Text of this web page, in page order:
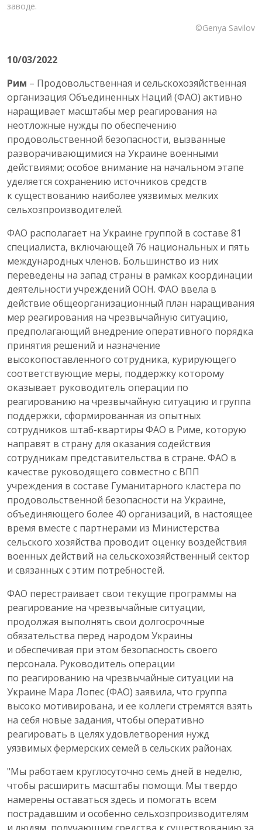
заводе.
©Genya Savilov
10/03/2022
Рим – Продовольственная и сельскохозяйственная
организация Объединенных Наций (ФАО) активно
наращивает масштабы мер реагирования на
неотложные нужды по обеспечению
продовольственной безопасности, вызванные
разворачивающимися на Украине военными
действиями; особое внимание на начальном этапе
уделяется сохранению источников средств
к существованию наиболее уязвимых мелких
сельхозпроизводителей.
ФАО располагает на Украине группой в составе 81
специалиста, включающей 76 национальных и пять
международных членов. Большинство из них
переведены на запад страны в рамках координации
деятельности учреждений ООН. ФАО ввела в
действие общеорганизационный план наращивания
мер реагирования на чрезвычайную ситуацию,
предполагающий внедрение оперативного порядка
принятия решений и назначение
высокопоставленного сотрудника, курирующего
соответствующие меры, поддержку которому
оказывает руководитель операции по
реагированию на чрезвычайную ситуацию и группа
поддержки, сформированная из опытных
сотрудников штаб-квартиры ФАО в Риме, которую
направят в страну для оказания содействия
сотрудникам представительства в стране. ФАО в
качестве руководящего совместно с ВПП
учреждения в составе Гуманитарного кластера по
продовольственной безопасности на Украине,
объединяющего более 40 организаций, в настоящее
время вместе с партнерами из Министерства
сельского хозяйства проводит оценку воздействия
военных действий на сельскохозяйственный сектор
и связанных с этим потребностей.
ФАО перестраивает свои текущие программы на
реагирование на чрезвычайные ситуации,
продолжая выполнять свои долгосрочные
обязательства перед народом Украины
и обеспечивая при этом безопасность своего
персонала. Руководитель операции
по реагированию на чрезвычайные ситуации на
Украине Мара Лопес (ФАО) заявила, что группа
высоко мотивирована, и ее коллеги стремятся взять
на себя новые задания, чтобы оперативно
реагировать в целях удовлетворения нужд
уязвимых фермерских семей в сельских районах.
"Мы работаем круглосуточно семь дней в неделю,
чтобы расширить масштабы помощи. Мы твердо
намерены оставаться здесь и помогать всем
пострадавшим и особенно сельхозпроизводителям